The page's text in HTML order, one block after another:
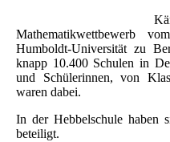
Mathematikwettbewerb
Humboldt-Universität zu
knapp 10.400 Schulen in
und Schülerinnen, von
waren dabei.
In der Hebbelschule haben
beteiligt.